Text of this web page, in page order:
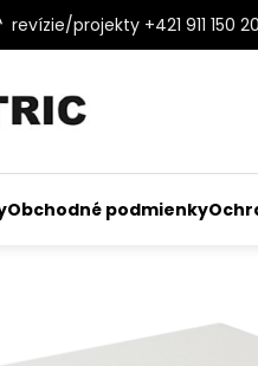
revízie/projekty +421 911 150
Obchodné podmienky